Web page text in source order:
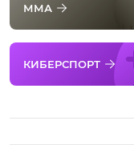
ММА
КИБЕРСПОРТ